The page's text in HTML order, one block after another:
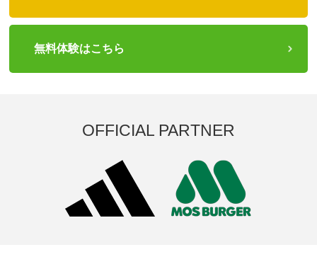
無料体験はこちら
OFFICIAL PARTNER